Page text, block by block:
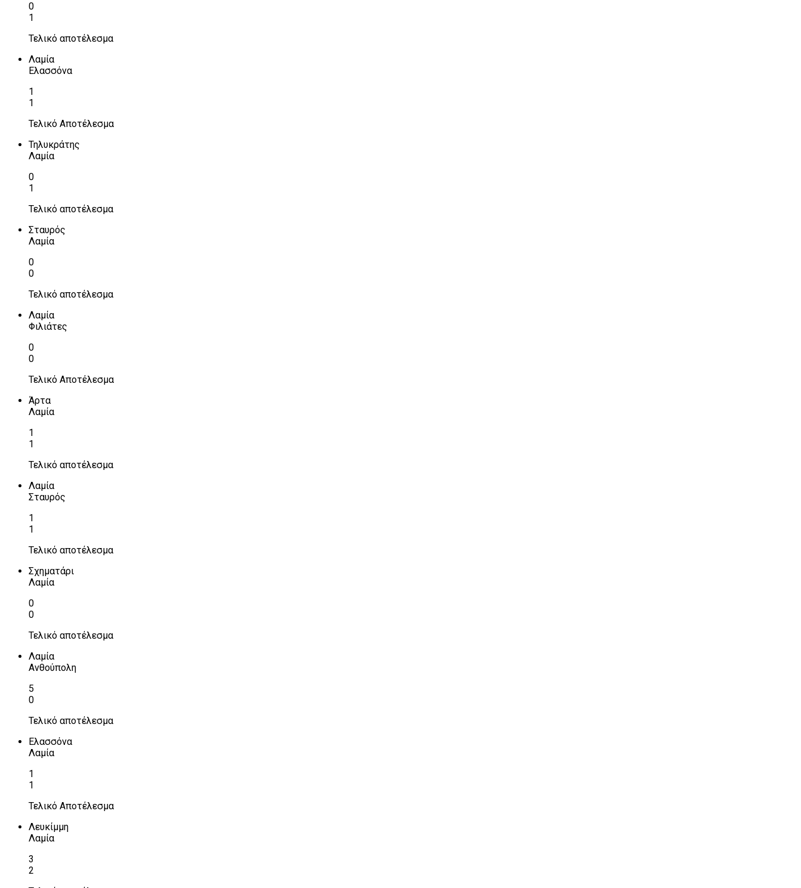
0
1
Τελικό αποτέλεσμα
Λαμία
Ελασσόνα
1
1
Τελικό Αποτέλεσμα
Τηλυκράτης
Λαμία
0
1
Τελικό αποτέλεσμα
Σταυρός
Λαμία
0
0
Τελικό αποτέλεσμα
Λαμία
Φιλιάτες
0
0
Τελικό Αποτέλεσμα
Άρτα
Λαμία
1
1
Τελικό αποτέλεσμα
Λαμία
Σταυρός
1
1
Τελικό αποτέλεσμα
Σχηματάρι
Λαμία
0
0
Τελικό αποτέλεσμα
Λαμία
Ανθούπολη
5
0
Τελικό αποτέλεσμα
Ελασσόνα
Λαμία
1
1
Τελικό Αποτέλεσμα
Λευκίμμη
Λαμία
3
2